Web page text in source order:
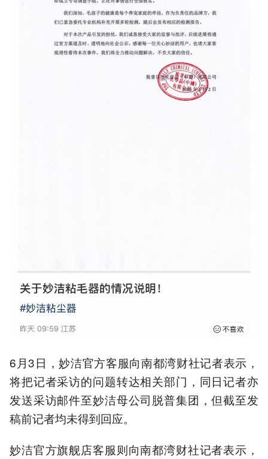
6月3日，妙洁官方客服向南都湾财社记者表示，
将把记者采访的问题转达相关部门，同日记者亦
发送采访邮件至妙洁母公司脱普集团，但截至发
稿前记者均未得到回应。
妙洁官方旗舰店客服则向南都湾财社记者表示，